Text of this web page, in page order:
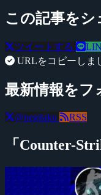
この記事をシ
ツイートする
URLをコピーしま
最新情報をフ
@negitaku RSS
「Counter-